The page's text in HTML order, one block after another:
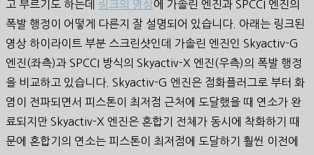
고 부르기도 하는데
링크의 영상에 가솔린 엔진과 SPCCI 엔진의
폭발 행정이 어떻게 다른지 잘 설명되어 있습니다. 아래는 링크된
영상 하이라이트 부분 스크린샷인데 가솔린 엔진인 Skyactiv-G
엔진(좌측)과 SPCCI 방식의 Skyactiv-X 엔진(우측)의 폭발 행정
을 비교하고 있습니다. Skyactiv-G 엔진은 점화플러그로 부터 화
염이 전파되면서 피스톤이 최저점 근처에 도달했을 때 연소가 완
료되지만 Skyactiv-X 엔진은 혼합기 전체가 동시에 착화하기 때
문에 혼합기의 연소는 피스톤이 최저점에 도달하기 훨씬 이전에